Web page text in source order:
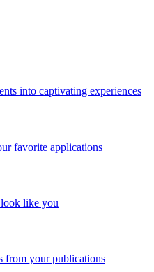
into captivating experiences
favorite applications
like you
from your publications